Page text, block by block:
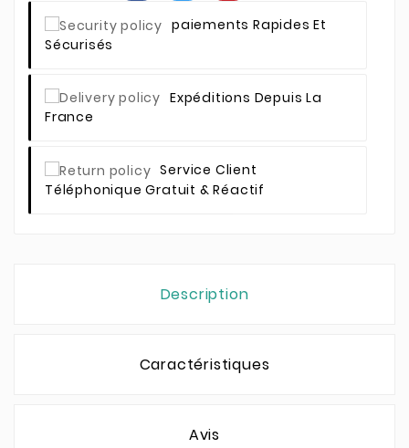
Paiements Rapides Et
Sécurisés
Expéditions Depuis La
France
Service Client
Téléphonique Gratuit & Réactif
Description
Caractéristiques
Avis